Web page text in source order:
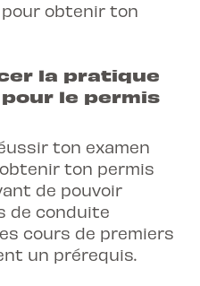
obtenir ton
la pratique
le permis
ton examen
ton permis
de pouvoir
de conduite
cours de premiers
un prérequis.